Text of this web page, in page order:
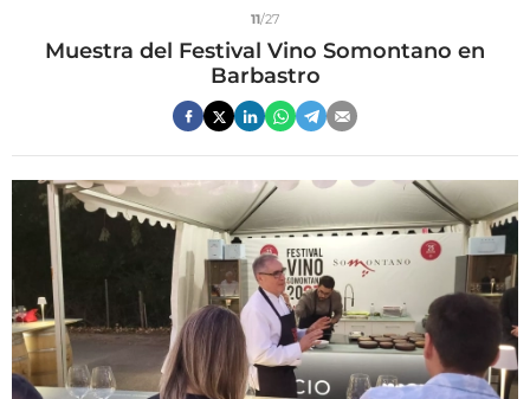
11/27
Muestra del Festival Vino Somontano en
Barbastro